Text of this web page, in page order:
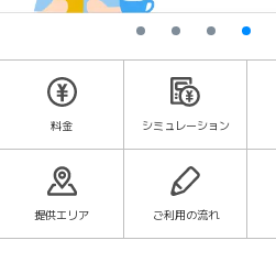
料金 シミュレーション
提供エリア ご利用の流れ